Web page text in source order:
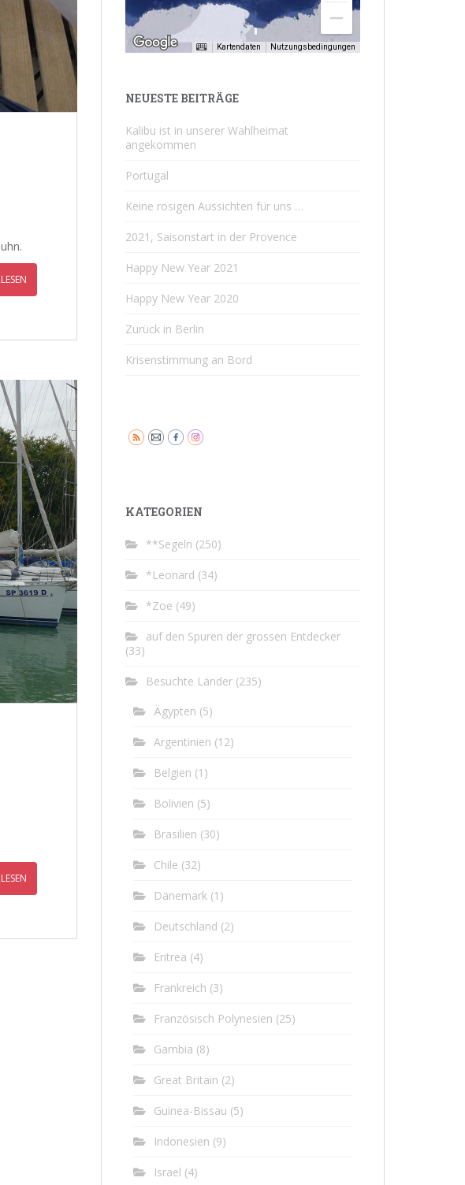
Kartendaten Nutzungsbedingungen
NEUESTE BEITRÄGE
Kalibu ist in unserer Wahlheimat
angekommen
Portugal
Keine rosigen Aussichten für uns …
2021, Saisonstart in der Provence
Happy New Year 2021
Happy New Year 2020
Zurück in Berlin
Krisenstimmung an Bord
KATEGORIEN
**Segeln (250)
*Leonard (34)
*Zoe (49)
auf den Spuren der grossen Entdecker
(33)
Besuchte Länder (235)
Ägypten (5)
Argentinien (12)
Belgien (1)
Bolivien (5)
Brasilien (30)
Chile (32)
Dänemark (1)
Deutschland (2)
Eritrea (4)
Frankreich (3)
Französisch Polynesien (25)
Gambia (8)
Great Britain (2)
Guinea-Bissau (5)
Indonesien (9)
Israel (4)